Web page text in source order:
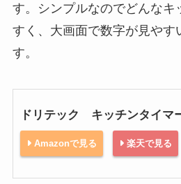
す。シンプルなのでどんなキ
すく、大画面で数字が見やす
す。
ドリテック キッチンタイマ
Amazonで見る 楽天で見る